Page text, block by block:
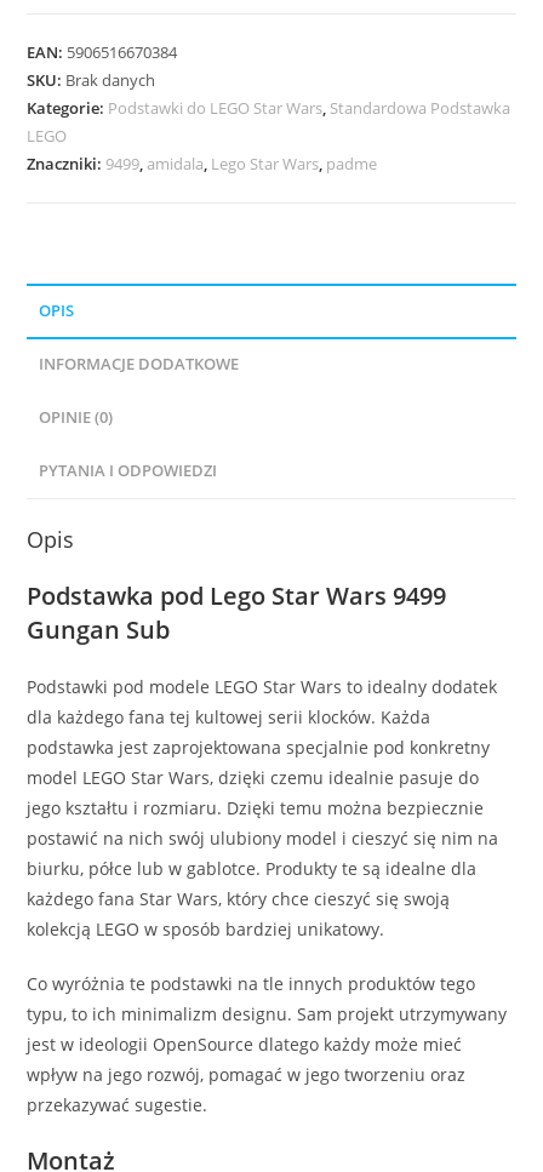
9499
Gungan
Sub
EAN: 5906516670384
SKU: Brak danych
Kategorie: Podstawki do LEGO Star Wars Standardowa Podstawka
LEGO
Znaczniki: 9499 ,amidala Lego Star Wars padme
OPIS
INFORMACJE DODATKOWE
OPINIE (0)
PYTANIA I ODPOWIEDZI
Opis
Podstawka pod Lego Star Wars 9499
Gungan Sub
Podstawki pod modele LEGO Star Wars to idealny dodatek
dla każdego fana tej kultowej serii klocków. Każda
podstawka jest zaprojektowana specjalnie pod konkretny
model LEGO Star Wars, dzięki czemu idealnie pasuje do
jego kształtu i rozmiaru. Dzięki temu można bezpiecznie
postawić na nich swój ulubiony model i cieszyć się nim na
biurku, półce lub w gablotce. Produkty te są idealne dla
każdego fana Star Wars, który chce cieszyć się swoją
kolekcją LEGO w sposób bardziej unikatowy.
Co wyróżnia te podstawki na tle innych produktów tego
typu, to ich minimalizm designu. Sam projekt utrzymywany
jest w ideologii OpenSource dlatego każdy może mieć
wpływ na jego rozwój, pomagać w jego tworzeniu oraz
przekazywać sugestie.
Montaż